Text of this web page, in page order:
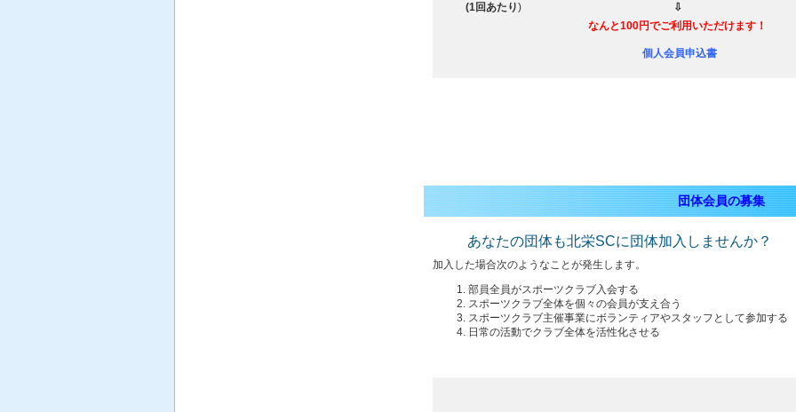
(1回あたり)
⇩
なんと100円でご利用いただけます！
個人会員申込書
団体会員の募集
あなたの団体も北栄SCに団体加入しませんか？
加入した場合次のようなことが発生します。
部員全員がスポーツクラブ入会する
スポーツクラブ全体を個々の会員が支え合う
スポーツクラブ主催事業にボランティアやスタッフとして参加する
日常の活動でクラブ全体を活性化させる